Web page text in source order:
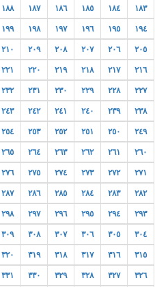
١٨٣ ١٨٤ ١٨٥ ١٨٦ ١٨٧ ١٨٨
١٩٤ ١٩٥ ١٩٦ ١٩٧ ١٩٨ ١٩٩
٢٠٥ ٢٠٦ ٢٠٧ ٢٠٨ ٢٠٩ ٢١٠
٢١٦ ٢١٧ ٢١٨ ٢١٩ ٢٢٠ ٢٢١
٢٢٧ ٢٢٨ ٢٢٩ ٢٣٠ ٢٣١ ٢٣٢
٢٣٨ ٢٣٩ ٢٤٠ ٢٤١ ٢٤٢ ٢٤٣
٢٤٩ ٢٥٠ ٢٥١ ٢٥٢ ٢٥٣ ٢٥٤
٢٦٠ ٢٦١ ٢٦٢ ٢٦٣ ٢٦٤ ٢٦٥
٢٧١ ٢٧٢ ٢٧٣ ٢٧٤ ٢٧٥ ٢٧٦
٢٨٢ ٢٨٣ ٢٨٤ ٢٨٥ ٢٨٦ ٢٨٧
٢٩٣ ٢٩٤ ٢٩٥ ٢٩٦ ٢٩٧ ٢٩٨
٣٠٤ ٣٠٥ ٣٠٦ ٣٠٧ ٣٠٨ ٣٠٩
٣١٥ ٣١٦ ٣١٧ ٣١٨ ٣١٩ ٣٢٠
٣٢٦ ٣٢٧ ٣٢٨ ٣٢٩ ٣٣٠ ٣٣١